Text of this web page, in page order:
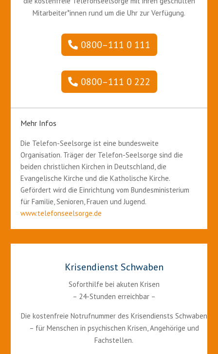
Mitarbeiter*innen rund um die Uhr zur Verfügung.
0800–111 0 111
0800–111 0 222
Mehr Infos
Die Telefon-Seelsorge ist eine bundesweite
Organisation. Träger der Telefon-Seelsorge sind die
beiden christlichen Kirchen in Deutschland, die
Evangelische Kirche und die Katholische Kirche.
Gefördert wird die Einrichtung vom Bundesministerium
für Familie, Senioren, Frauen und Jugend.
www.telefonseelsorge.de
Krisendienst Schwaben
Soforthilfe bei akuten Krisen
– 24-Stunden erreichbar –
Die kostenfreie Notrufnummer des Krisendiensts Schwaben
– für Menschen in psychischen Krisen, Angehörige und
Fachstellen.